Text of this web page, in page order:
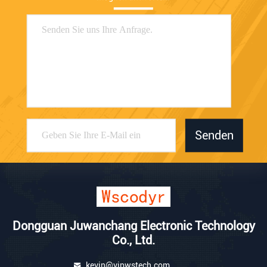
Senden
Dongguan Juwanchang Electronic Technology
Co., Ltd.